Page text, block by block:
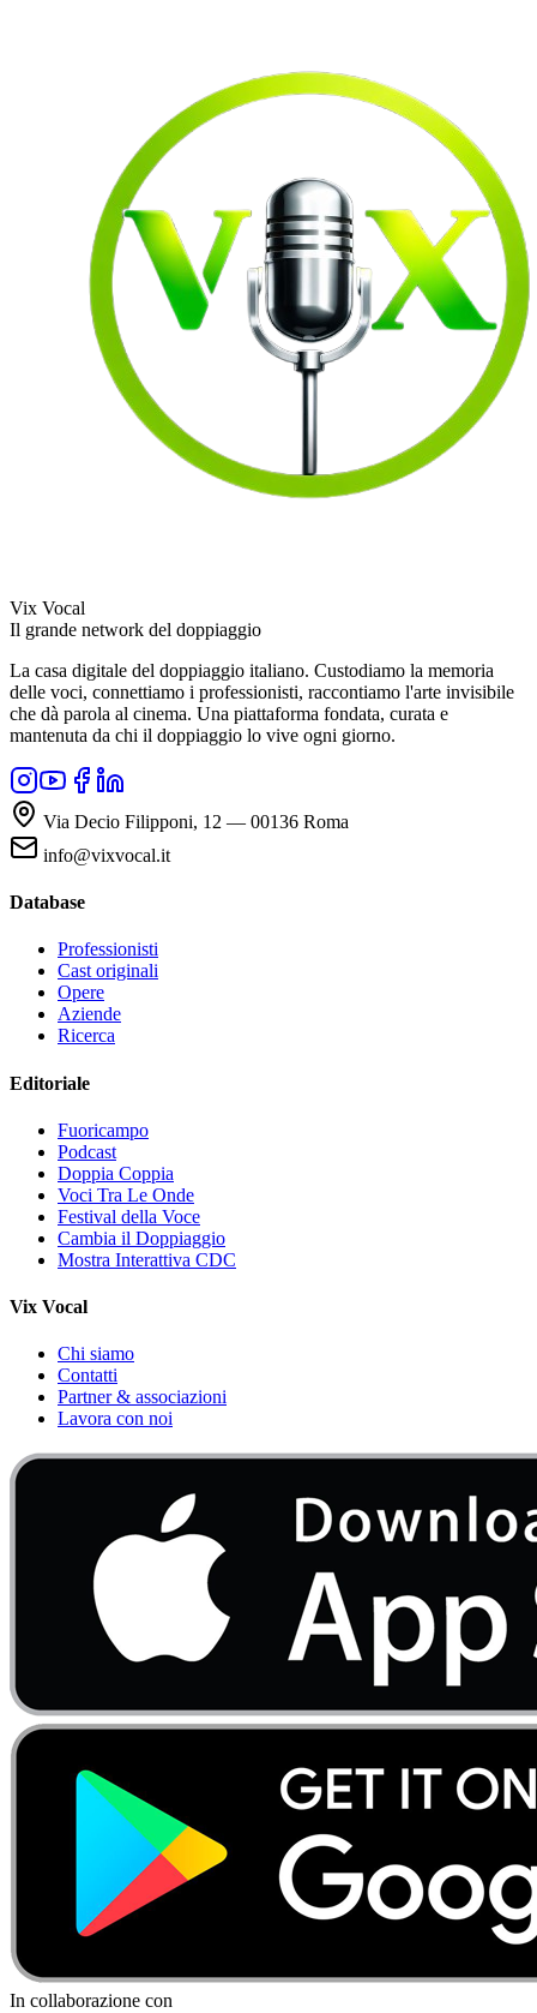
Vix Vocal
Il grande network del doppiaggio
La casa digitale del doppiaggio italiano. Custodiamo la memoria
delle voci, connettiamo i professionisti, raccontiamo l'arte invisibile
che dà parola al cinema. Una piattaforma fondata, curata e
mantenuta da chi il doppiaggio lo vive ogni giorno.
Via Decio Filipponi, 12 — 00136 Roma
info@vixvocal.it
Database
Professionisti
Cast originali
Opere
Aziende
Ricerca
Editoriale
Fuoricampo
Podcast
Doppia Coppia
Voci Tra Le Onde
Festival della Voce
Cambia il Doppiaggio
Mostra Interattiva CDC
Vix Vocal
Chi siamo
Contatti
Partner & associazioni
Lavora con noi
In collaborazione con